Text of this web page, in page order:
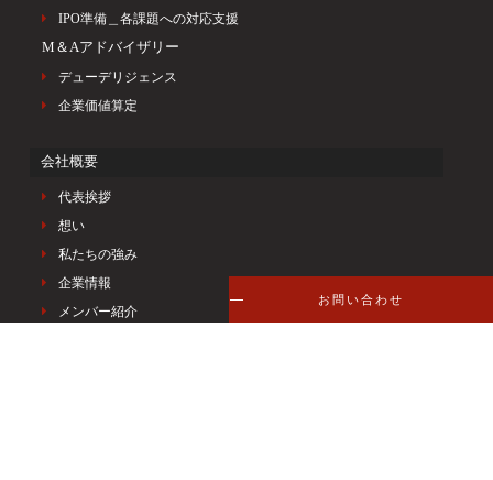
お問い合わせ
IPO準備＿各課題への対応支援
M＆Aアドバイザリー
デューデリジェンス
企業価値算定
会社概要
代表挨拶
想い
私たちの強み
企業情報
メンバー紹介